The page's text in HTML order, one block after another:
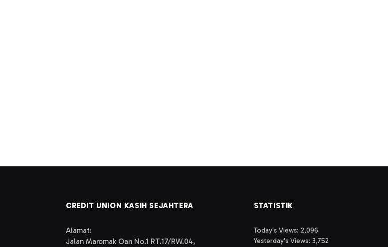
CREDIT UNION KASIH SEJAHTERA
Alamat:
Jalan Maromak Oan No.1 RT.17/RW.04,
STATISTIK
Today's Views: 2,096
Yesterday's Views: 3,752